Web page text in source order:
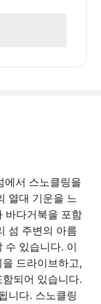
에서 스노클링을
열대 기운을 느
바다거북을 포함
섬 주변의 아름
수 있습니다. 이
드라이브하고,
되어 있습니다.
니다. 스노클링